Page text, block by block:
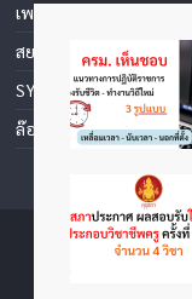
เพชรบูรณ์ออนไลน์
สยามโพส
SYS4SCHOOL
ล๊อตเตอรี่ไทย